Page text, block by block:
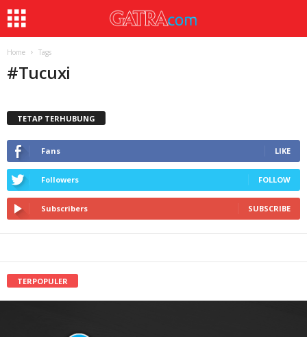
Home Tags
#Tucuxi
TETAP TERHUBUNG
Fans LIKE
Followers FOLLOW
Subscribers SUBSCRIBE
TERPOPULER